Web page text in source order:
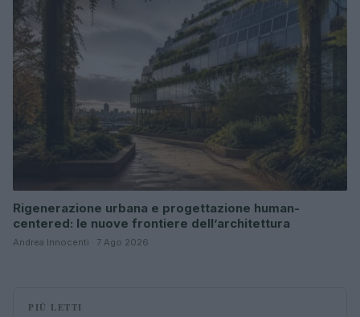
Rigenerazione urbana e progettazione human-
centered: le nuove frontiere dell’architettura
Andrea Innocenti · 7 Ago 2026
PIÙ LETTI